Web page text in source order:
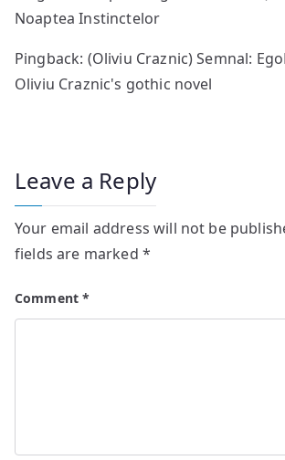
Noaptea Instinctelor
Pingback: (Oliviu Craznic) Semnal:
Oliviu Craznic's gothic novel
Leave a Reply
Your email address will not be
fields are marked *
Comment*